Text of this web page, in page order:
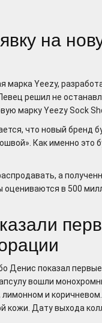
на
марка Yeezy,
решил не
марку Yeezy Sock
что новый бренд
Как именно это
а
в 500
Денис показал
вошли
и
кожи. Дату выхода